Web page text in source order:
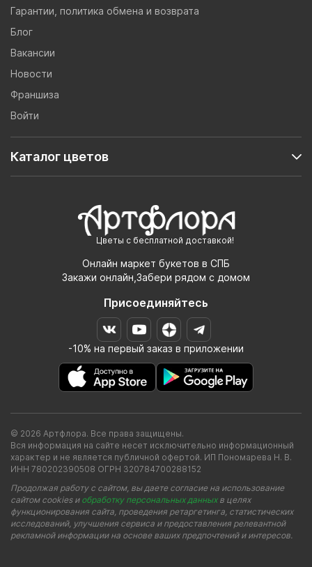
Цветы с бесплатной доставкой!
Онлайн маркет букетов в СПБ
Закажи онлайн,Забери рядом с домом
Присоединяйтесь
-10% на первый заказ в приложении
Гарантии, политика обмена и возврата
Блог
Вакансии
Новости
Франшиза
Войти
Каталог цветов
© 2026 Артфлора. Все права защищены.
Вся информация на сайте несет исключительно информационный
характер и не является публичной офертой. ИП Пономарева Н. В.
ИНН 780202390508 ОГРН 320784700288152
Продолжая работу с сайтом, вы даете согласие на использование
сайтом cookies и обработку персональных данныхв целях
функционирования сайта, проведения ретаргетинга, статистических
исследований, улучшения сервиса и предоставления релевантной
рекламной информации на основе ваших предпочтений и интересов.